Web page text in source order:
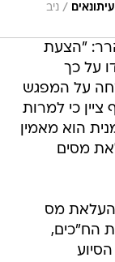
/ ניב
"הצעת
על כך
על המפגש
כי למרות
הוא מאמין
מסים
מס
כ- 0.75%. לטענת הח"כים,